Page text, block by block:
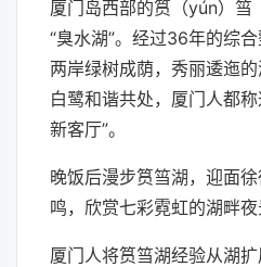
厦门岛西部的筼（yún）筜
“臭水湖”。经过36年的综合
两岸绿树成荫，秀丽逶迤
白鹭和谐共处，厦门人都
新客厅”。
晚饭后漫步筼筜湖，迎面
鸣，欣赏七彩霓虹的湖畔夜
厦门人将筼筜湖经验从湖